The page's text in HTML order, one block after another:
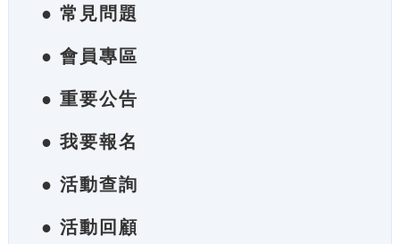
● 常見問題
● 會員專區
● 重要公告
● 我要報名
● 活動查詢
● 活動回顧